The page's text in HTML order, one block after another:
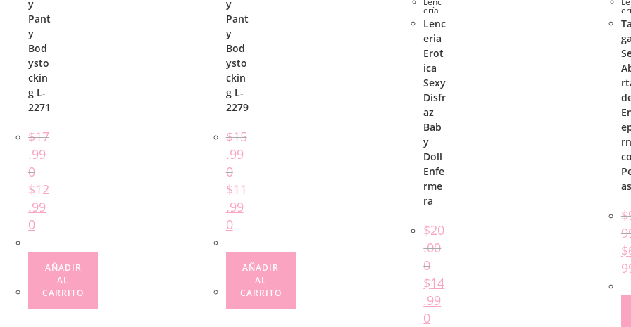
y
Pant
y
Bod
ysto
ckin
g L-
2271
$17
.99
0
$12
.99
0
AÑADIR
AL
CARRITO
y
Pant
y
Bod
ysto
ckin
g L-
2279
$15
.99
0
$11
.99
0
AÑADIR
AL
CARRITO
ería
Lenc
eria
Erot
ica
Sexy
Disfr
az
Bab
y
Doll
Enfe
rme
ra
$20
.00
0
$14
.99
0
ga
$
$